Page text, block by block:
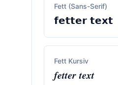
Fett (Sans-Serif)
𝗳𝗲𝘁𝘁𝗲𝗿 𝘁𝗲𝘅𝘁
Fett Kursiv
𝒇𝒆𝒕𝒕𝒆𝒓 𝒕𝒆𝒙𝒕